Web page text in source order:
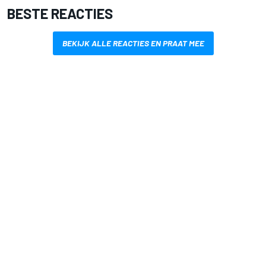
BESTE REACTIES
BEKIJK ALLE REACTIES EN PRAAT MEE